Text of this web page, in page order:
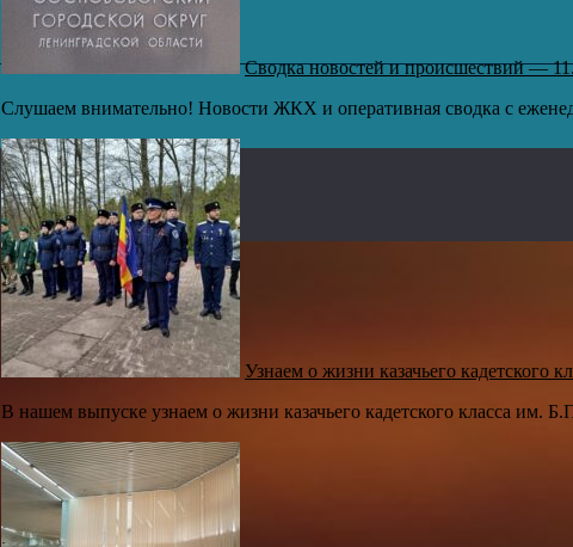
Сводка новостей и происшествий —
Слушаем внимательно! Новости ЖКХ и оперативная сводка с
Узнаем о жизни казачьего кадетского
В нашем выпуске узнаем о жизни казачьего кадетского класса им.